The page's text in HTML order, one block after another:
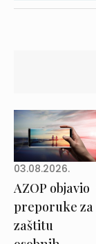
03.08.2026.
AZOP objavio
preporuke za
zaštitu